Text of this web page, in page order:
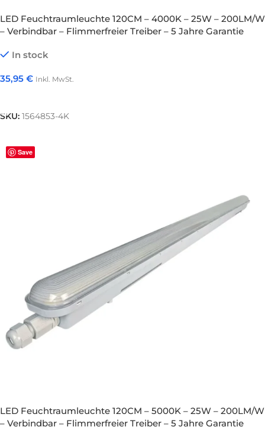
LED Feuchtraumleuchte 120CM – 4000K – 25W – 200LM/W
– Verbindbar – Flimmerfreier Treiber – 5 Jahre Garantie
In stock
35,95 € Inkl. MwSt.
SKU: 1564853-4K
Save
LED Feuchtraumleuchte 120CM – 5000K – 25W – 200LM/W
– Verbindbar – Flimmerfreier Treiber – 5 Jahre Garantie